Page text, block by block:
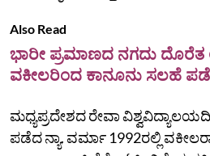
Also Read
ಭಾರೀ ಪ್ರಮಾಣದ ನಗದು
ವಕೀಲರಿಂದ ಕಾನೂನು ಸಲಹೆ
ಮಧ್ಯಪ್ರದೇಶದ ರೇವಾ
ಪಡೆದ ನ್ಯಾ. ವರ್ಮಾ 1992ರಲ್ಲಿ